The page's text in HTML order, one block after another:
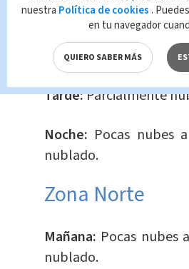
Pocas nubes
nublado.
Tarde:Parcialmente
Noche: Pocas nubes
nublado.
​Zona Norte
Mañana: Pocas nubes
nublado.
nuestra Política de cookies .
en tu navegador
QUIERO SABER MÁS